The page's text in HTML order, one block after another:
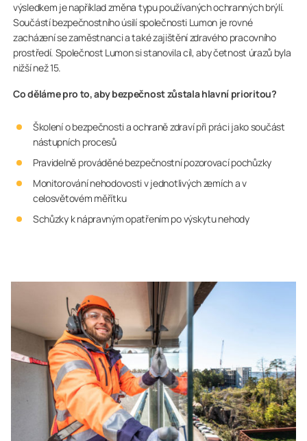
výsledkem je například změna typu používaných ochranných brýlí.
Součástí bezpečnostního úsilí společnosti Lumon je rovné
zacházení se zaměstnanci a také zajištění zdravého pracovního
prostředí. Společnost Lumon si stanovila cíl, aby četnost úrazů byla
nižší než 15.
Co děláme pro to, aby bezpečnost zůstala hlavní prioritou?
Školení o bezpečnosti a ochraně zdraví při práci jako součást
nástupních procesů
Pravidelně prováděné bezpečnostní pozorovací pochůzky
Monitorování nehodovosti v jednotlivých zemích a v
celosvětovém měřítku
Schůzky k nápravným opatřením po výskytu nehody